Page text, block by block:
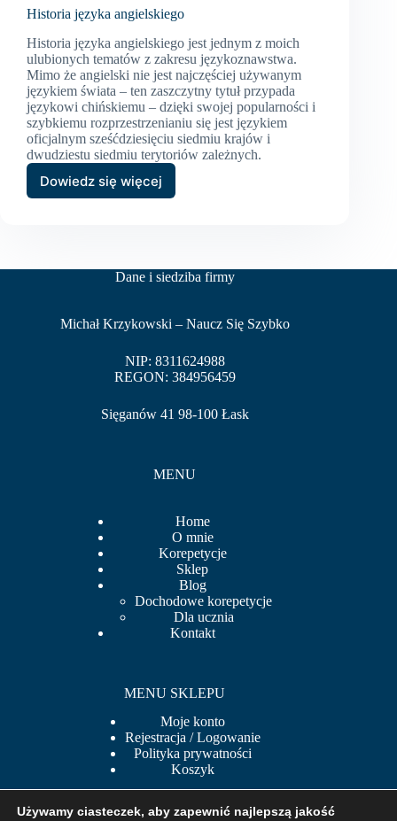
Historia języka angielskiego
Historia języka angielskiego jest jednym z moich
ulubionych tematów z zakresu językoznawstwa.
Mimo że angielski nie jest najczęściej używanym
językiem świata – ten zaszczytny tytuł przypada
językowi chińskiemu – dzięki swojej popularności i
szybkiemu rozprzestrzenianiu się jest językiem
oficjalnym sześćdziesięciu siedmiu krajów i
dwudziestu siedmiu terytoriów zależnych.
Dowiedz się więcej
Historia
Dane i siedziba firmy
Michał Krzykowski – Naucz Się Szybko
NIP: 8311624988
REGON: 384956459
Sięganów 41 98-100 Łask
MENU
Home
O mnie
Korepetycje
Sklep
Blog
Dochodowe korepetycje
Dla ucznia
Kontakt
MENU SKLEPU
Moje konto
Rejestracja / Logowanie
Polityka prywatności
Koszyk
Używamy ciasteczek, aby zapewnić najlepszą jakość